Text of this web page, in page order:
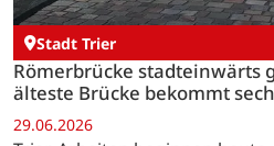
Stadt Trier
Römerbrücke stadteinwärts
älteste Brücke bekommt
29.06.2026